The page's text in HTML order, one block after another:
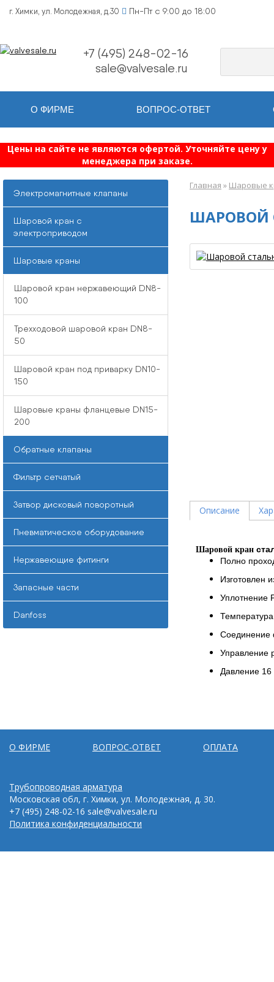
г. Химки, ул. Молодежная, д.30 Пн-Пт с 9:00 до 18:00
+7 (495) 248-02-16
sale@valvesale.ru
О ФИРМЕ ВОПРОС-ОТВЕТ
Цены на сайте не являются офертой. Уточняйте цену у
менеджера при заказе.
Главная » Шаровые
ШАРОВОЙ
Описание
Шаровой кран
Полно
Изготовлен
Уплотнение
Соединение
Управление
Давление
Электромагнитные клапаны
Шаровой кран с
электроприводом
Шаровые краны
Шаровой кран нержавеющий DN8-
100
Трехходовой шаровой кран DN8-
50
Шаровой кран под приварку DN10-
150
Шаровые краны фланцевые DN15-
200
Обратные клапаны
Фильтр сетчатый
Затвор дисковый поворотный
Пневматическое оборудование
Нержавеющие фитинги
Запасные части
Danfoss
О ФИРМЕ ВОПРОС-ОТВЕТ ОПЛАТА
Трубопроводная арматура
Московская обл, г. Химки, ул. Молодежная, д. 30.
+7 (495) 248-02-16 sale@valvesale.ru
Политика конфиденциальности